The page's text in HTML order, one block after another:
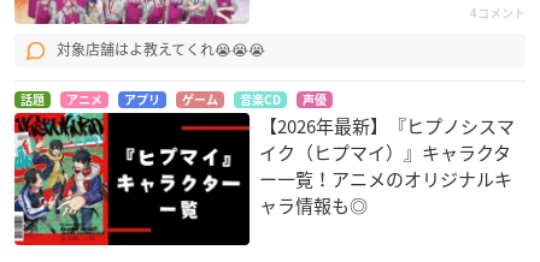
4コメント
対象店舗はよ教えてくれ😭😭😭
話題 アニメ アプリ ゲーム 音楽CD 声優
【2026年最新】『ヒプノシスマ
イク（ヒプマイ）』キャラクタ
ー一覧！アニメのオリジナルキ
ャラ情報も◎